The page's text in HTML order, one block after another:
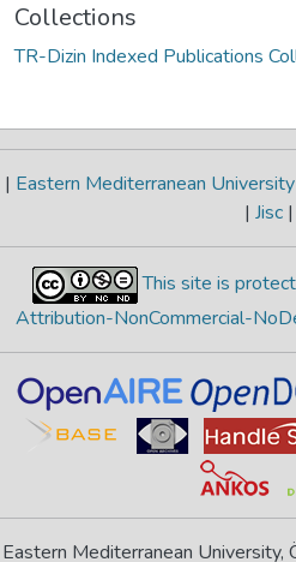
Collections
TR-Dizin Indexed Publications
| Eastern Mediterranean University
| Jisc |
This site is
Attribution-NonCommercial-
Eastern Mediterranean University,